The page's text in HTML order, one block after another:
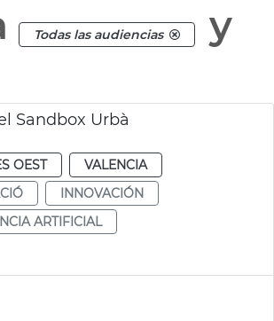
Todas las audiencias
y
Sandbox Urbà
OEST
VALENCIA
INNOVACIÓN
ARTIFICIAL